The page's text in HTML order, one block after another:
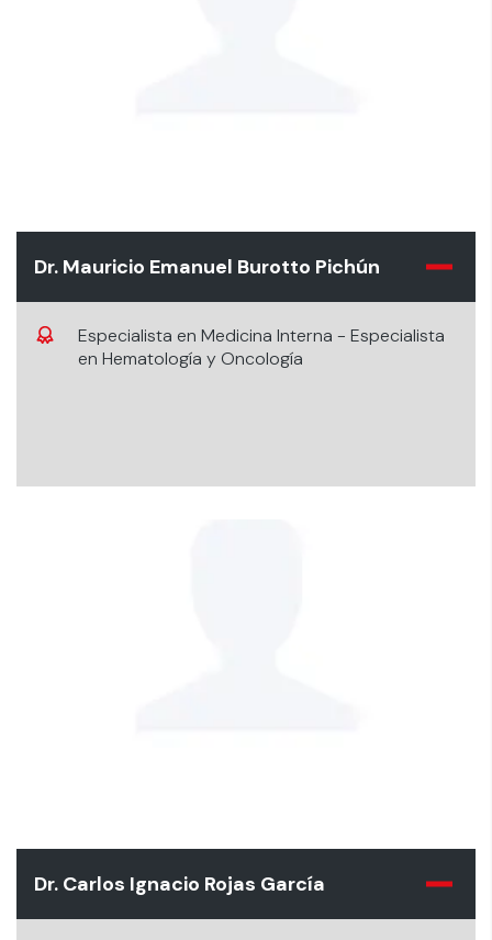
Dr. Mauricio Emanuel Burotto Pichún
Especialista en Medicina Interna - Especialista
en Hematología y Oncología
Dr. Carlos Ignacio Rojas García